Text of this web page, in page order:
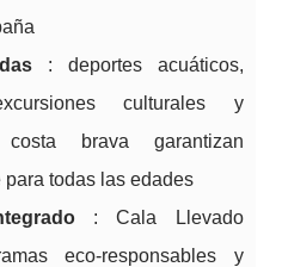
: deportes acuáticos,
culturales y
costa brava garantizan
todas las edades
: Cala Llevado
eco-responsables y